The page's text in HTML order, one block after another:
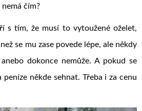
čím?
s tím, že musí to vytoužené oželet,
se mu zase povede lépe, ale někdy
dokonce nemůže. A pokud se
někde sehnat. Třeba i za cenu